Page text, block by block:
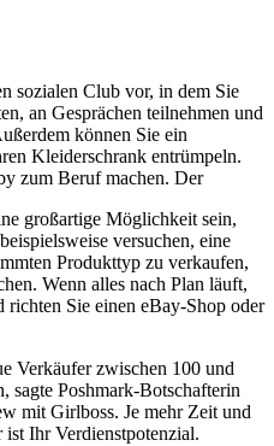
sozialen Club vor, in dem Sie
an Gesprächen teilnehmen und
können Sie ein
Kleiderschrank entrümpeln.
zum Beruf machen. Der
großartige Möglichkeit sein,
versuchen, eine
Produkttyp zu verkaufen,
Wenn alles nach Plan läuft,
richten Sie einen eBay-Shop oder
Verkäufer zwischen 100 und
sagte Poshmark-Botschafterin
mit Girlboss. Je mehr Zeit und
Ihr Verdienstpotenzial.